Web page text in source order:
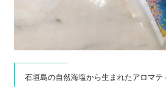
石垣島の自然海塩から生まれたアロマテ